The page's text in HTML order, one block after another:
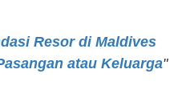
Resor di Maldives
atau Keluarga"